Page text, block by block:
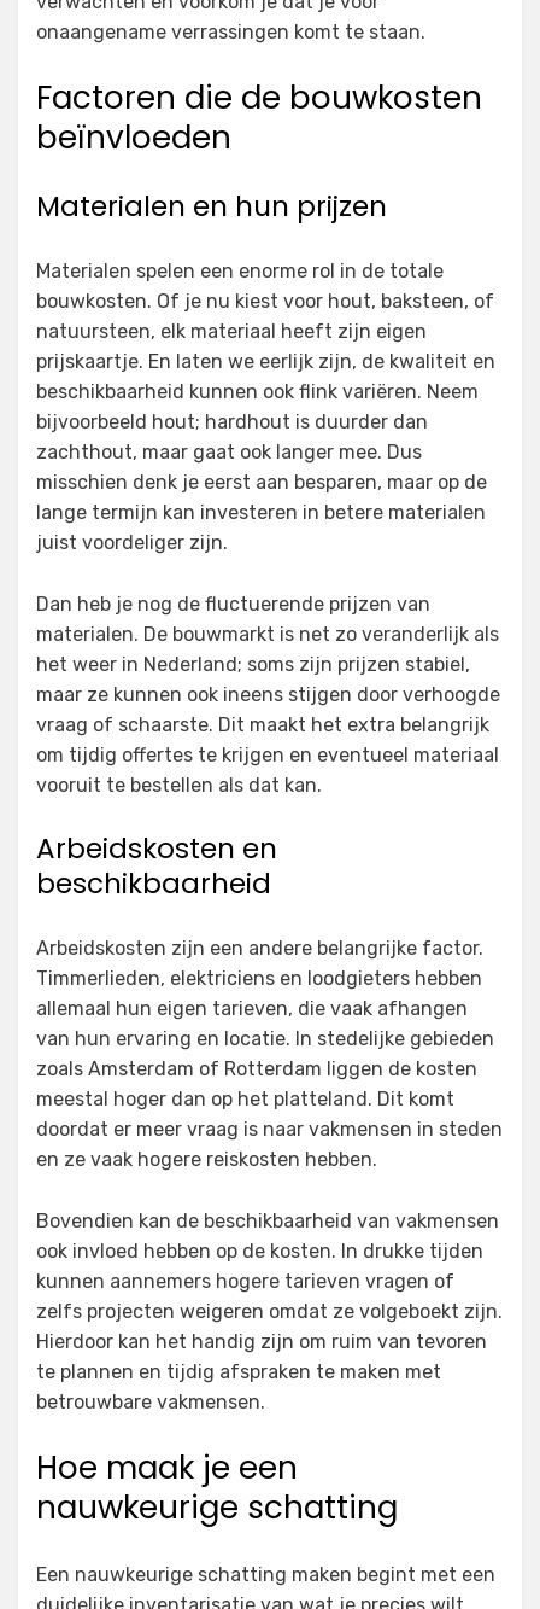
onaangename verrassingen komt te staan.
Factoren die de bouwkosten
beïnvloeden
Materialen en hun prijzen
Materialen spelen een enorme rol in de totale
bouwkosten. Of je nu kiest voor hout, baksteen, of
natuursteen, elk materiaal heeft zijn eigen
prijskaartje. En laten we eerlijk zijn, de kwaliteit en
beschikbaarheid kunnen ook flink variëren. Neem
bijvoorbeeld hout; hardhout is duurder dan
zachthout, maar gaat ook langer mee. Dus
misschien denk je eerst aan besparen, maar op de
lange termijn kan investeren in betere materialen
juist voordeliger zijn.
Dan heb je nog de fluctuerende prijzen van
materialen. De bouwmarkt is net zo veranderlijk als
het weer in Nederland; soms zijn prijzen stabiel,
maar ze kunnen ook ineens stijgen door verhoogde
vraag of schaarste. Dit maakt het extra belangrijk
om tijdig offertes te krijgen en eventueel materiaal
vooruit te bestellen als dat kan.
Arbeidskosten en
beschikbaarheid
Arbeidskosten zijn een andere belangrijke factor.
Timmerlieden, elektriciens en loodgieters hebben
allemaal hun eigen tarieven, die vaak afhangen
van hun ervaring en locatie. In stedelijke gebieden
zoals Amsterdam of Rotterdam liggen de kosten
meestal hoger dan op het platteland. Dit komt
doordat er meer vraag is naar vakmensen in steden
en ze vaak hogere reiskosten hebben.
Bovendien kan de beschikbaarheid van vakmensen
ook invloed hebben op de kosten. In drukke tijden
kunnen aannemers hogere tarieven vragen of
zelfs projecten weigeren omdat ze volgeboekt zijn.
Hierdoor kan het handig zijn om ruim van tevoren
te plannen en tijdig afspraken te maken met
betrouwbare vakmensen.
Hoe maak je een
nauwkeurige schatting
Een nauwkeurige schatting maken begint met een